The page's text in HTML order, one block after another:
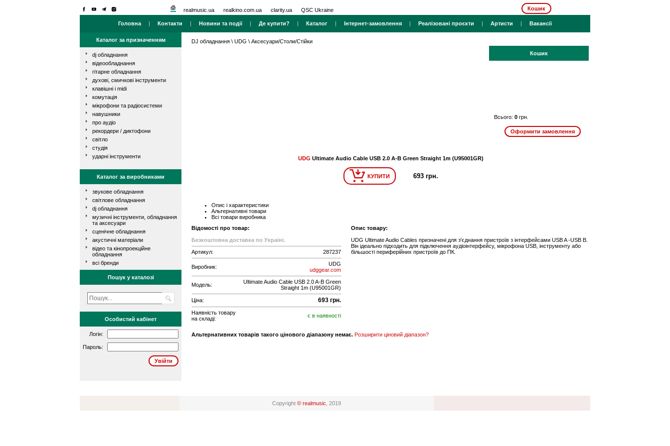
realmusic.ua realkino.com.ua clarity.ua QSC Ukraine Кошик
Головна | Контакти | Новини та події| Де купити? | Каталог | Інтернет-замовлення | Реалізовані проєкти | Артисти | Вакансії
Каталог за призначенням
dj обладнання
відеообладнання
гітарне обладнання
духові, смичкові інструменти
клавішні і midi
комутація
мікрофони та радіосистеми
навушники
про аудіо
рекордери / диктофони
світло
студія
ударні інструменти
Каталог за виробниками
звукове обладнання
світлове обладнання
dj обладнання
музичні інструменти, обладнання
та аксесуари
сценічне обладнання
акустичні матеріали
відео та кінопроекційне
обладнання
всі бренди
Пошук у каталозі
Особистий кабінет
Логін:
Пароль:
DJ обладнання \ UDG \ Аксесуари/Столи/Стійки
Кошик
Всього: 0 грн.
UDG Ultimate Audio Cable USB 2.0 A-B Green Straight 1m (U95001GR)
КУПИТИ 693 грн.
Опис і характеристики
Альтернативні товари
Всі товари виробника
Відомості про товар:
Безкоштовна доставка по Україні.
Артикул:
287237
Виробник:
UDG
udggear.com
Модель:
Ultimate Audio Cable USB 2.0 A-B Green
Straight 1m (U95001GR)
Ціна: 693 грн.
Наявність товару
на складі:
є в наявності
Опис товару:
UDG Ultimate Audio Cables призначені для з'єднання пристроїв з інтерфейсами USB A -USB B.
Він ідеально підходить для підключення аудіоінтерфейсу, мікрофона USB, інструменту або
більшості периферійних пристроїв до ПК.
Альтернативних товарів такого цінового діапазону немає. Розширити ціновий діапазон?
Copyright © realmusic , 2019